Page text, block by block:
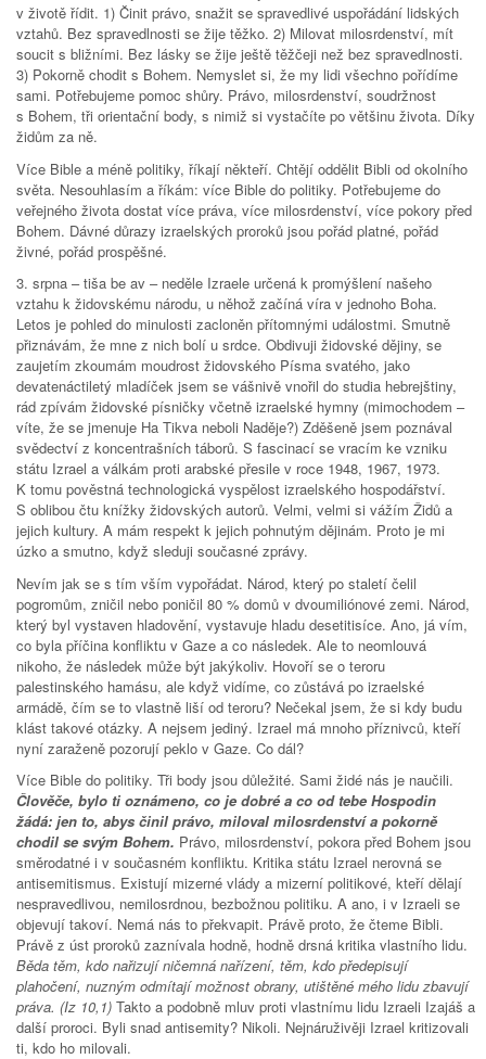
v životě řídit. 1) Činit právo, snažit se spravedlivé uspořádání lidských
vztahů. Bez spravedlnosti se žije těžko. 2) Milovat milosrdenství, mít
soucit s bližními. Bez lásky se žije ještě těžčeji než bez spravedlnosti.
3) Pokorně chodit s Bohem. Nemyslet si, že my lidi všechno pořídíme
sami. Potřebujeme pomoc shůry. Právo, milosrdenství, soudržnost
s Bohem, tři orientační body, s nimiž si vystačíte po většinu života. Díky
židům za ně.
Více Bible a méně politiky, říkají někteří. Chtějí oddělit Bibli od okolního
světa. Nesouhlasím a říkám: více Bible do politiky. Potřebujeme do
veřejného života dostat více práva, více milosrdenství, více pokory před
Bohem. Dávné důrazy izraelských proroků jsou pořád platné, pořád
živné, pořád prospěšné.
3. srpna – tiša be av – neděle Izraele určená k promýšlení našeho
vztahu k židovskému národu, u něhož začíná víra v jednoho Boha.
Letos je pohled do minulosti zacloněn přítomnými událostmi. Smutně
přiznávám, že mne z nich bolí u srdce. Obdivuji židovské dějiny, se
zaujetím zkoumám moudrost židovského Písma svatého, jako
devatenáctiletý mladíček jsem se vášnivě vnořil do studia hebrejštiny,
rád zpívám židovské písničky včetně izraelské hymny (mimochodem –
víte, že se jmenuje Ha Tikva neboli Naděje?) Zděšeně jsem poznával
svědectví z koncentrašních táborů. S fascinací se vracím ke vzniku
státu Izrael a válkám proti arabské přesile v roce 1948, 1967, 1973.
K tomu pověstná technologická vyspělost izraelského hospodářství.
S oblibou čtu knížky židovských autorů. Velmi, velmi si vážím Židů a
jejich kultury. A mám respekt k jejich pohnutým dějinám. Proto je mi
úzko a smutno, když sleduji současné zprávy.
Nevím jak se s tím vším vypořádat. Národ, který po staletí čelil
pogromům, zničil nebo poničil 80 % domů v dvoumiliónové zemi. Národ,
který byl vystaven hladovění, vystavuje hladu desetitisíce. Ano, já vím,
co byla příčina konfliktu v Gaze a co následek. Ale to neomlouvá
nikoho, že následek může být jakýkoliv. Hovoří se o teroru
palestinského hamásu, ale když vidíme, co zůstává po izraelské
armádě, čím se to vlastně liší od teroru? Nečekal jsem, že si kdy budu
klást takové otázky. A nejsem jediný. Izrael má mnoho příznivců, kteří
nyní zaraženě pozorují peklo v Gaze. Co dál?
Více Bible do politiky. Tři body jsou důležité. Sami židé nás je naučili.
Člověče, bylo ti oznámeno, co je dobré a co od tebe Hospodin
žádá: jen to, abys činil právo, miloval milosrdenství a pokorně
chodil se svým Bohem. Právo, milosrdenství, pokora před Bohem jsou
směrodatné i v současném konfliktu. Kritika státu Izrael nerovná se
antisemitismus. Existují mizerné vlády a mizerní politikové, kteří dělají
nespravedlivou, nemilosrdnou, bezbožnou politiku. A ano, i v Izraeli se
objevují takoví. Nemá nás to překvapit. Právě proto, že čteme Bibli.
Právě z úst proroků zaznívala hodně, hodně drsná kritika vlastního lidu.
Běda těm, kdo nařizují ničemná nařízení, těm, kdo předepisují
plahočení, nuzným odmítají možnost obrany, utištěné mého lidu zbavují
práva. (Iz 10,1) Takto a podobně mluv proti vlastnímu lidu Izraeli Izajáš a
další proroci. Byli snad antisemity? Nikoli. Nejnáruživěji Izrael kritizovali
ti, kdo ho milovali.